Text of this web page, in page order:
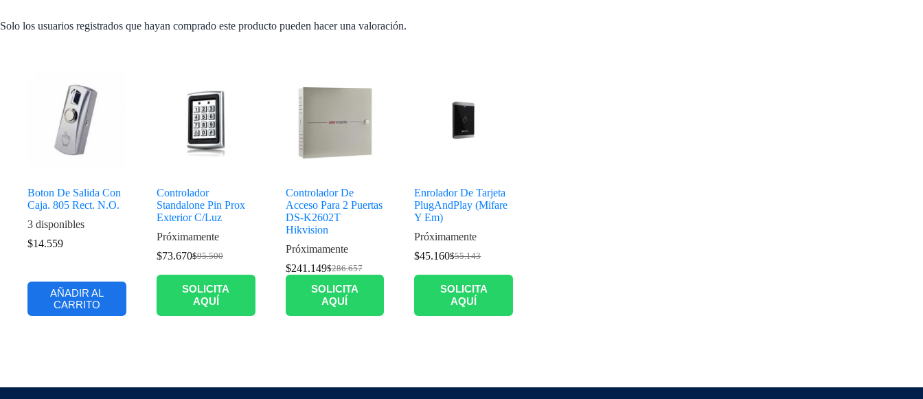
Solo los usuarios registrados que hayan comprado este producto pueden hacer una valoración.
Boton De Salida Con
Caja. 805 Rect. N.O.
3 disponibles
$14.559
AÑADIR AL
CARRITO
Controlador
Standalone Pin Prox
Exterior C/Luz
Próximamente
$95.500
$73.670
SOLICITA
AQUÍ
Controlador De
Acceso Para 2 Puertas
DS-K2602T
Hikvision
Próximamente
$286.657
$241.149
SOLICITA
AQUÍ
Enrolador De Tarjeta
PlugAndPlay (Mifare
Y Em)
Próximamente
$55.143
$45.160
SOLICITA
AQUÍ